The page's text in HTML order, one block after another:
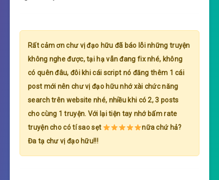
Rất cảm ơn chư vị đạo hữu đã báo lỗi những truyện
không nghe được, tại hạ vẫn đang fix nhé, không
có quên đâu, đôi khi cái script nó đăng thêm 1 cái
post mới nên chư vị đạo hữu nhớ xài chức năng
search trên website nhé, nhiều khi có 2, 3 posts
cho cùng 1 truyện. Với lại tiện tay nhớ bấm rate
truyện cho có tí sao sẹt
nữa chứ hả?
Đa tạ chư vị đạo hữu!!!